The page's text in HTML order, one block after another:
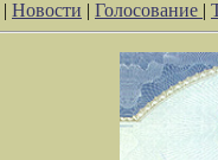
| Новости | Голосование |